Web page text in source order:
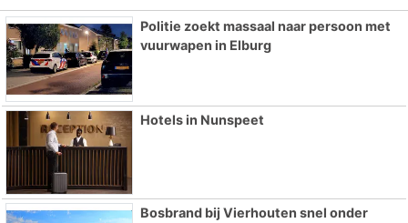
Politie zoekt massaal naar persoon met
vuurwapen in Elburg
Hotels in Nunspeet
Bosbrand bij Vierhouten snel onder